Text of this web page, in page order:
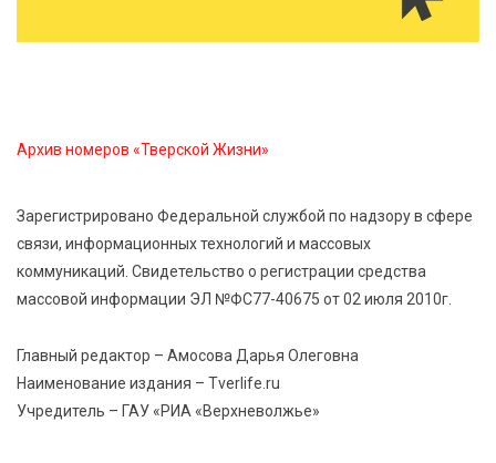
спортивной столицей России
6 Авг 2026 13:02 315
высокие зарплаты и как изменились доходы
Архив номеров «Тверской Жизни»
Зарегистрировано Федеральной службой по надзору в сфере
связи, информационных технологий и массовых
коммуникаций. Свидетельство о регистрации средства
массовой информации ЭЛ №ФС77-40675 от 02 июля 2010г.
Главный редактор – Амосова Дарья Олеговна
Наименование издания – Tverlife.ru
Учредитель – ГАУ «РИА «Верхневолжье»